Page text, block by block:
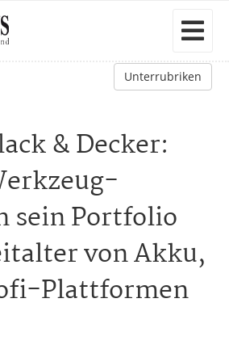
Unterrubriken
& Decker:
sein Portfolio
von Akku,
Plattformen